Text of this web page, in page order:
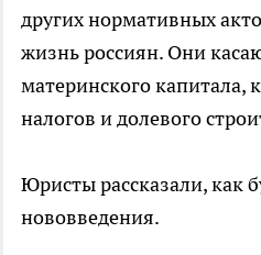
других нормативных
жизнь россиян. Они
материнского капитала,
налогов и долевого
Юристы рассказали, как
нововведения.